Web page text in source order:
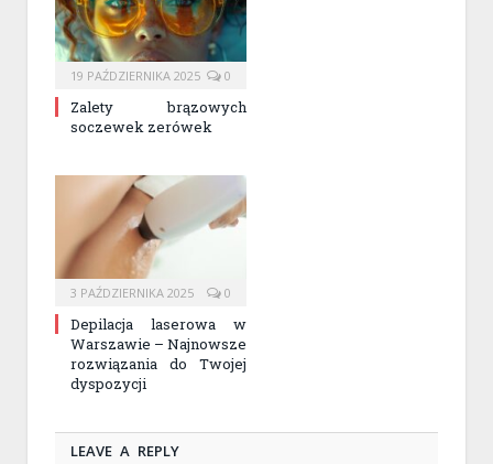
19 PAŹDZIERNIKA 2025 0
Zalety brązowych
soczewek zerówek
3 PAŹDZIERNIKA 2025 0
Depilacja laserowa w
Warszawie – Najnowsze
rozwiązania do Twojej
dyspozycji
LEAVE A REPLY